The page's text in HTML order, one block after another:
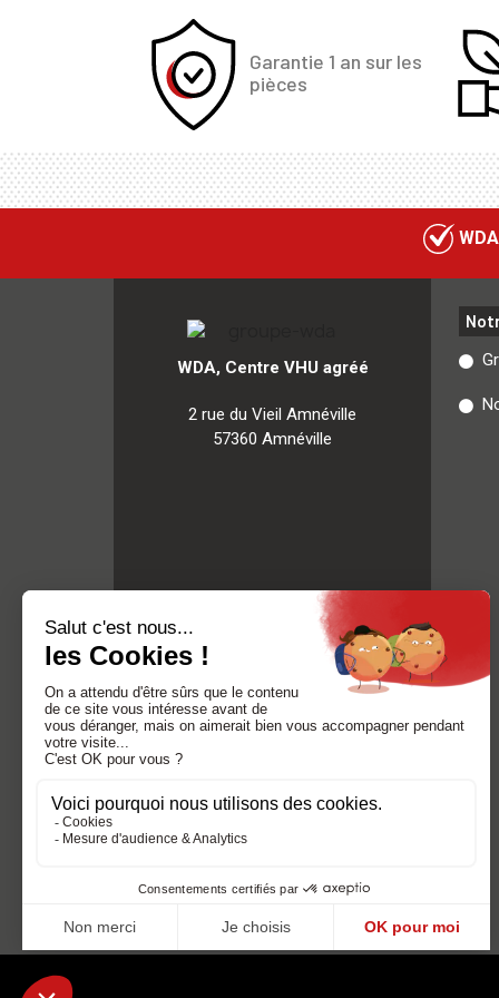
Garantie 1 an sur les
pièces
WDA
WDA, Centre VHU agréé
2 rue du Vieil Amnéville
57360 Amnéville